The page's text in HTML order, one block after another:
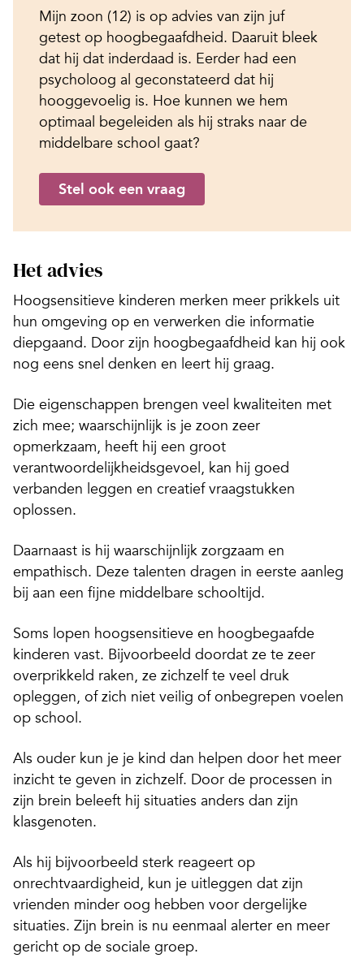
Mijn zoon (12) is op advies van zijn juf
getest op hoogbegaafdheid. Daaruit bleek
dat hij dat inderdaad is. Eerder had een
psycholoog al geconstateerd dat hij
hooggevoelig is. Hoe kunnen we hem
optimaal begeleiden als hij straks naar de
middelbare school gaat?
Stel ook een vraag
Het advies
Hoogsensitieve kinderen merken meer prikkels uit
hun omgeving op en verwerken die informatie
diepgaand. Door zijn hoogbegaafdheid kan hij ook
nog eens snel denken en leert hij graag.
Die eigenschappen brengen veel kwaliteiten met
zich mee; waarschijnlijk is je zoon zeer
opmerkzaam, heeft hij een groot
verantwoordelijkheidsgevoel, kan hij goed
verbanden leggen en creatief vraagstukken
oplossen.
Daarnaast is hij waarschijnlijk zorgzaam en
empathisch. Deze talenten dragen in eerste aanleg
bij aan een fijne middelbare schooltijd.
Soms lopen hoogsensitieve en hoogbegaafde
kinderen vast. Bijvoorbeeld doordat ze te zeer
overprikkeld raken, ze zichzelf te veel druk
opleggen, of zich niet veilig of onbegrepen voelen
op school.
Als ouder kun je je kind dan helpen door het meer
inzicht te geven in zichzelf. Door de processen in
zijn brein beleeft hij situaties anders dan zijn
klasgenoten.
Als hij bijvoorbeeld sterk reageert op
onrechtvaardigheid, kun je uitleggen dat zijn
vrienden minder oog hebben voor dergelijke
situaties. Zijn brein is nu eenmaal alerter en meer
gericht op de sociale groep.